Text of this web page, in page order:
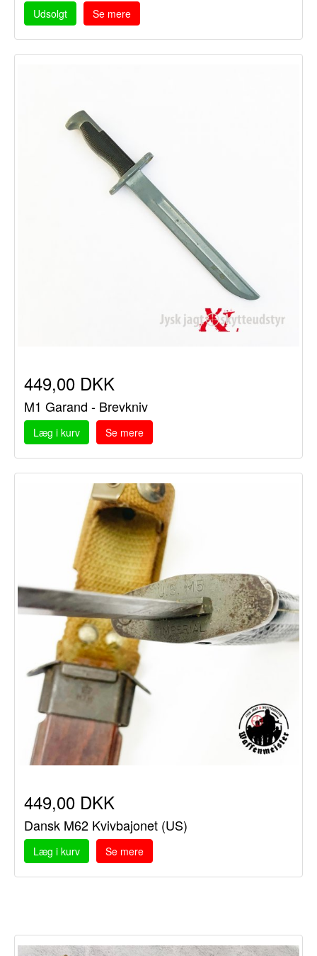
Udsolgt Se mere
449,00 DKK
M1 Garand - Brevkniv
Læg i kurv Se mere
449,00 DKK
Dansk M62 Kvivbajonet (US)
Læg i kurv Se mere